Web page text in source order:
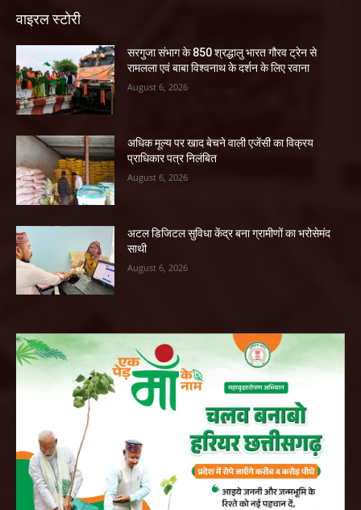
वाइरल स्टोरी
सरगुजा संभाग के 850 श्रद्धालु भारत गौरव ट्रेन से
रामलला एवं बाबा विश्वनाथ के दर्शन के लिए रवाना
August 6, 2026
अधिक मूल्य पर खाद बेचने वाली एजेंसी का विक्रय
प्राधिकार पत्र निलंबित
August 6, 2026
अटल डिजिटल सुविधा केंद्र बना ग्रामीणों का भरोसेमंद
साथी
August 6, 2026